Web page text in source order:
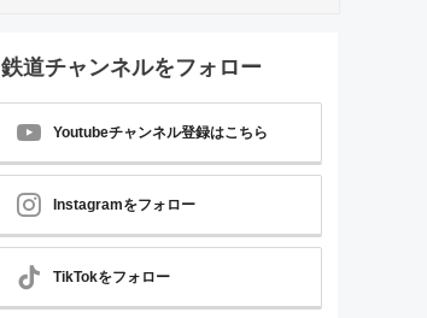
鉄道チャンネルをフォロー
Youtubeチャンネル登録はこちら
Instagramをフォロー
TikTokをフォロー